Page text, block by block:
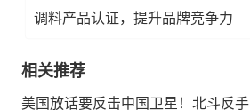
调料产品认证，提升品牌竞争力
相关推荐
美国放话要反击中国卫星！北斗反手